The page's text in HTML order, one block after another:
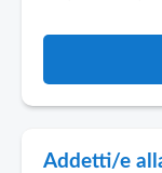
Addetti/e